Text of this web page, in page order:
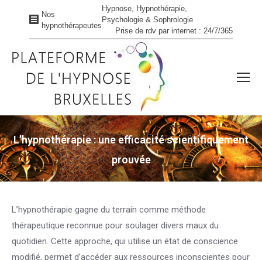
Nos
hypnothérapeutes
Hypnose, Hypnothérapie,
Psychologie & Sophrologie
Prise de rdv par internet : 24/7/365
L’hypnothérapie : une efficacité scientifiquement
prouvée
Vous êtes ici :
L’hypnothérapie gagne du terrain comme méthode
thérapeutique reconnue pour soulager divers maux du
quotidien. Cette approche, qui utilise un état de conscience
modifié, permet d’accéder aux ressources inconscientes pour